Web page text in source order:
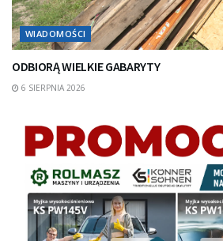
WIADOMOŚCI
ODBIORĄ WIELKIE GABARYTY
6 SIERPNIA 2026